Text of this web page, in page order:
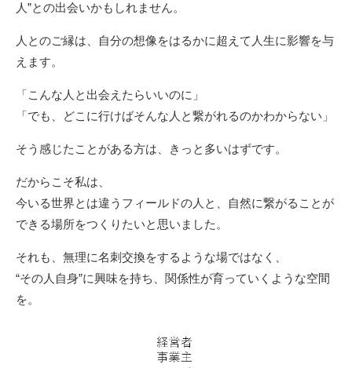
人”との出会いかもしれません。
人とのご縁は、自分の想像をはるかに超えて人生に影響を与
えます。
「こんな人と出会えたらいいのに」
「でも、どこに行けばそんな人と繋がれるのかわからない」
そう感じたことがある方は、きっと多いはずです。
だからこそ私は、
今いる世界とは違うフィールドの人と、自然に繋がることが
できる場所をつくりたいと思いました。
それも、無理に名刺交換をするような場ではなく、
“その人自身”に興味を持ち、関係性が育っていくような空間
を。